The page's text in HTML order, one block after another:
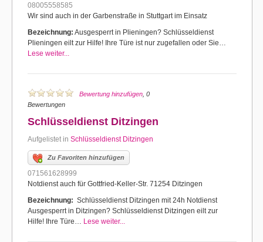
08005558585
Wir sind auch in der Garbenstraße in Stuttgart im Einsatz
Bezeichnung: Ausgesperrt in Plieningen? Schlüsseldienst
Plieningen eilt zur Hilfe! Ihre Türe ist nur zugefallen oder Sie…
Lese weiter...
Bewertung hinzufügen , 0
Bewertungen
Schlüsseldienst Ditzingen
Aufgelistet in Schlüsseldienst Ditzingen
Zu Favoriten hinzufügen
071561628999
Notdienst auch für Gottfried-Keller-Str. 71254 Ditzingen
Bezeichnung: Schlüsseldienst Ditzingen mit 24h Notdienst
Ausgesperrt in Ditzingen? Schlüsseldienst Ditzingen eilt zur
Hilfe! Ihre Türe… Lese weiter...